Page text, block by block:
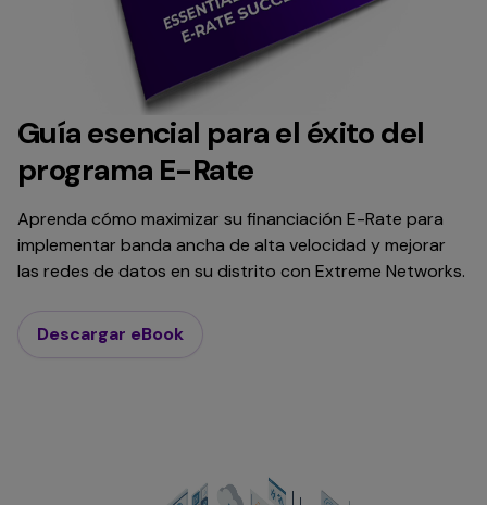
Guía esencial para el éxito del
programa E-Rate
Aprenda cómo maximizar su financiación E-Rate para
implementar banda ancha de alta velocidad y mejorar
las redes de datos en su distrito con Extreme Networks.
Descargar eBook